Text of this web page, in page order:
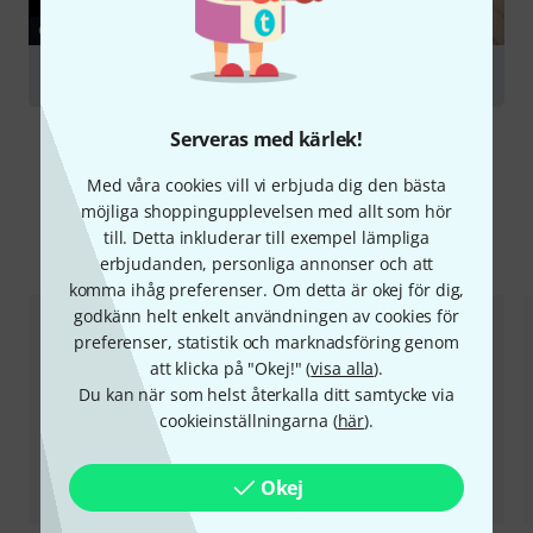
Serveras med kärlek!
Med våra cookies vill vi erbjuda dig den bästa
möjliga shoppingupplevelsen med allt som hör
till. Detta inkluderar till exempel lämpliga
erbjudanden, personliga annonser och att
komma ihåg preferenser. Om detta är okej för dig,
godkänn helt enkelt användningen av cookies för
preferenser, statistik och marknadsföring genom
att klicka på "Okej!" (visa alla).
Du kan när som helst återkalla ditt samtycke via
cookieinställningarna (här).
Okej
GUIDE
Jämför alternativ